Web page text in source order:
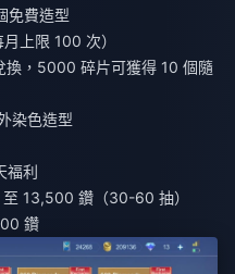
免費造型
上限 100 次）
，5000 碎片可獲得 10 個隨
染色造型
福利
13,500 鑽（30-60 抽）
鑽